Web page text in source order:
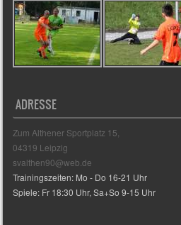
ADRESSE
Zum Althener Sportplatz 15,
04319 Leipzig
svalthen90@web.de
Trainingszeiten: Mo - Do 16-21 Uhr
Spiele: Fr 18:30 Uhr, Sa+So 9-15 Uhr